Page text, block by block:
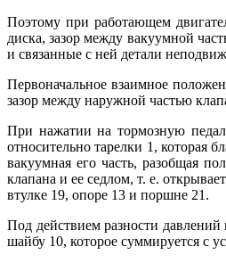
Поэтому при работающем
диска, зазор между вакуумной
и связанные с ней детали
Первоначальное взаимное
зазор между наружной частью
При нажатии на тормозную
относительно тарелки 1, которая
вакуумная его часть, разобщая
клапана и ее седлом, т. е.
втулке 19, опоре 13 и поршне 21.
Под действием разности
шайбу 10, которое суммируется с